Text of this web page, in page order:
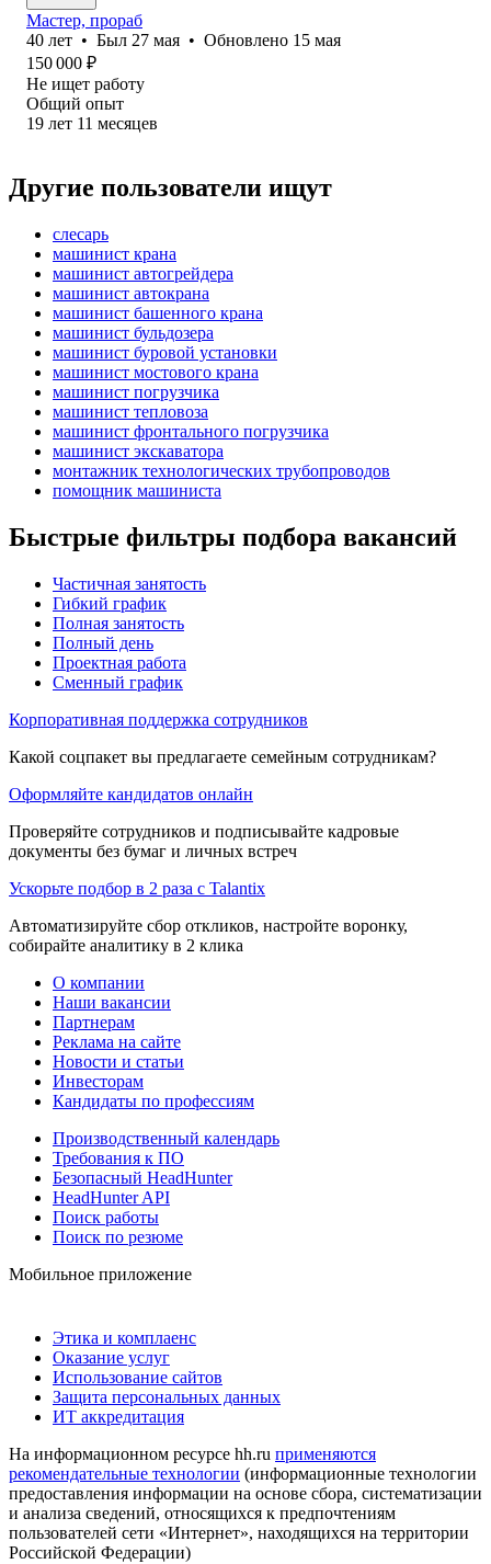
Мастер, прораб
40 лет • Был 27 мая • Обновлено 15 мая
150 000 ₽
Не ищет работу
Общий опыт
19 лет 11 месяцев
Другие пользователи ищут
слесарь
машинист крана
машинист автогрейдера
машинист автокрана
машинист башенного крана
машинист бульдозера
машинист буровой установки
машинист мостового крана
машинист погрузчика
машинист тепловоза
машинист фронтального погрузчика
машинист экскаватора
монтажник технологических трубопроводов
помощник машиниста
Быстрые фильтры подбора вакансий
Частичная занятость
Гибкий график
Полная занятость
Полный день
Проектная работа
Сменный график
Корпоративная поддержка сотрудников
Какой соцпакет вы предлагаете семейным сотрудникам?
Оформляйте кандидатов онлайн
Проверяйте сотрудников и подписывайте кадровые
документы без бумаг и личных встреч
Ускорьте подбор в 2 раза с Talantix
Автоматизируйте сбор откликов, настройте воронку,
собирайте аналитику в 2 клика
О компании
Наши вакансии
Партнерам
Реклама на сайте
Новости и статьи
Инвесторам
Кандидаты по профессиям
Производственный календарь
Требования к ПО
Безопасный HeadHunter
HeadHunter API
Поиск работы
Поиск по резюме
Мобильное приложение
Этика и комплаенс
Оказание услуг
Использование сайтов
Защита персональных данных
ИТ аккредитация
На информационном ресурсе hh.ru применяются
рекомендательные технологии (информационные технологии
предоставления информации на основе сбора, систематизации
и анализа сведений, относящихся к предпочтениям
пользователей сети «Интернет», находящихся на территории
Российской Федерации)